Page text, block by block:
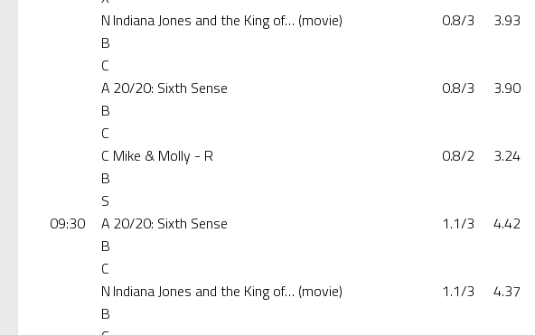
N
B
C
Indiana Jones and the King of… (movie) 0.8/3 3.93
A
B
C
20/20: Sixth Sense 0.8/3 3.90
C
B
S
Mike & Molly - R 0.8/2 3.24
09:30
A
B
C
20/20: Sixth Sense 1.1/3 4.42
N
B
Indiana Jones and the King of… (movie) 1.1/3 4.37